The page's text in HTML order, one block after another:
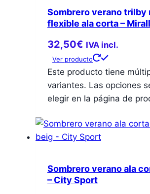
Sombrero verano trilby
flexible ala corta –
32,50€ IVA incl.
Ver producto
Este producto tiene
variantes. Las opciones
elegir en la página de
Sombrero verano ala
– City Sport